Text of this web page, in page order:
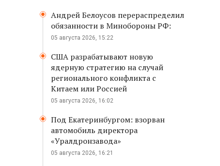
Андрей Белоусов перераспределил
обязанности в Минобороны РФ:
05 августа 2026, 15:22
США разрабатывают новую
ядерную стратегию на случай
регионального конфликта с
Китаем или Россией
05 августа 2026, 16:02
Под Екатеринбургом: взорван
автомобиль директора
«Уралдронзавода»
05 августа 2026, 16:21